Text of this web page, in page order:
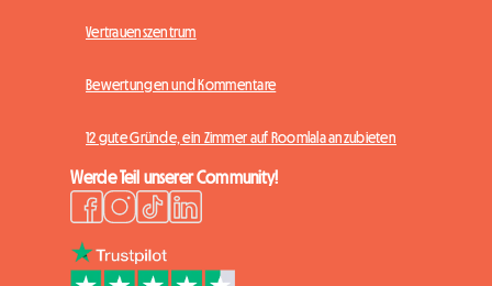
Vertrauenszentrum
Bewertungen und Kommentare
12 gute Gründe, ein Zimmer auf Roomlala anzubieten
Werde Teil unserer Community!